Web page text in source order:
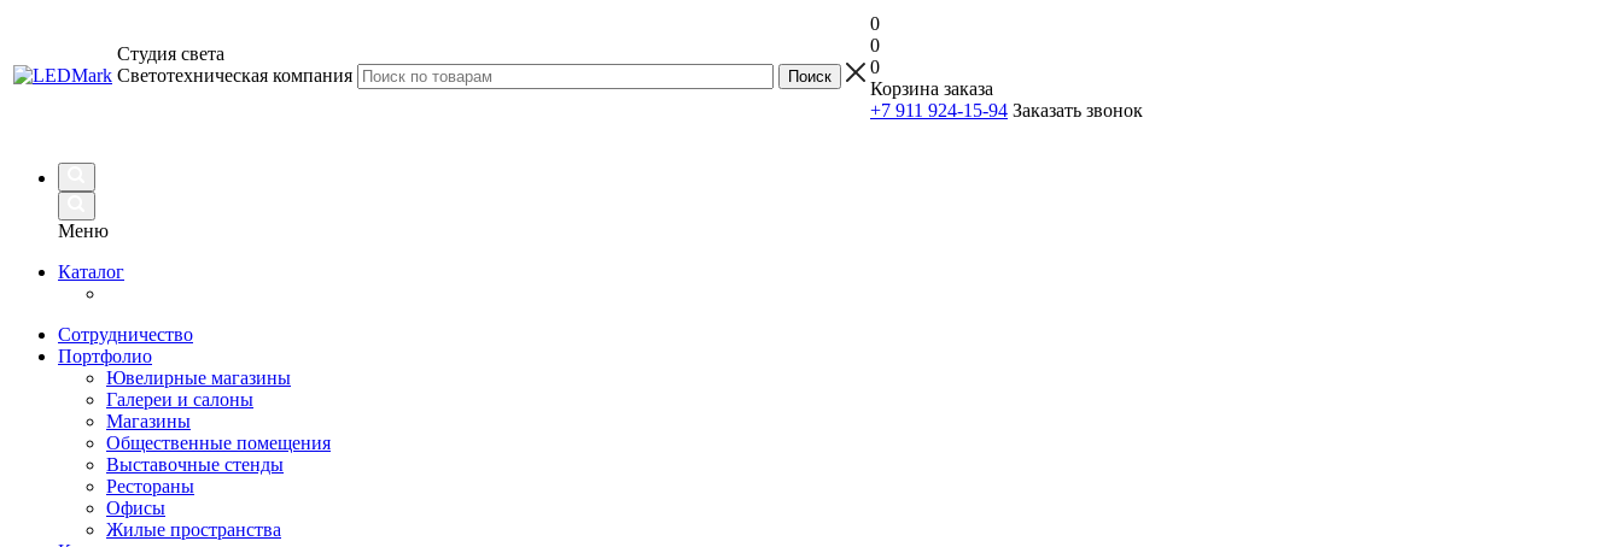
Студия света
Светотехническая компания
0
0
0
Корзина заказа
+7 911 924-15-94 Заказать звонок
Меню
Каталог
Сотрудничество
Портфолио
Ювелирные магазины
Галереи и салоны
Магазины
Общественные помещения
Выставочные стенды
Рестораны
Офисы
Жилые пространства